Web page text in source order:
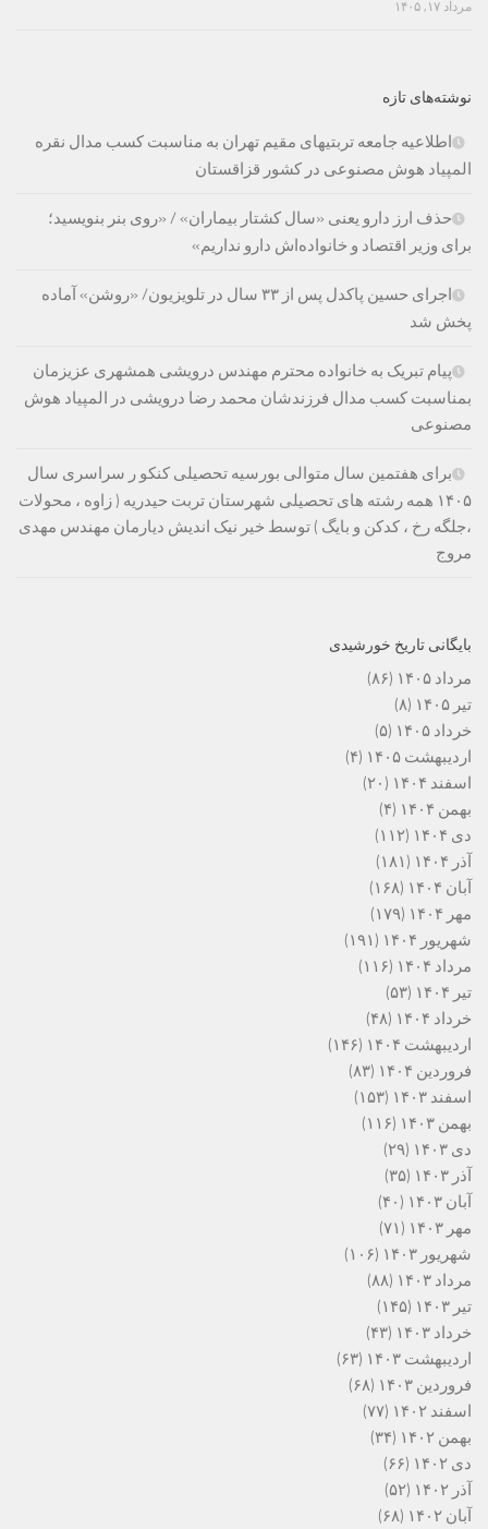
مرداد ۱۷, ۱۴۰۵
نوشته‌های تازه
اطلاعیه جامعه تربتیهای مقیم تهران به مناسبت کسب مدال نقره
المپیاد هوش مصنوعی در کشور قزاقستان
حذف ارز دارو یعنی «سال کشتار بیماران» / «روی بنر بنویسید؛
برای وزیر اقتصاد و خانواده‌اش دارو نداریم»
اجرای حسین پاکدل پس از ۳۳ سال در تلویزیون/ «روشن» آماده
پخش شد
پیام تبریک به خانواده محترم مهندس درویشی همشهری عزیزمان
بمناسبت کسب مدال فرزندشان محمد رضا درویشی در المپیاد هوش
مصنوعی
برای هفتمین سال متوالی بورسیه تحصیلی کنکو ر سراسری سال
۱۴۰۵ همه رشته های تحصیلی شهرستان تربت حیدریه ( زاوه ، محولات
،جلگه رخ ، کدکن و بایگ ) توسط خیر نیک اندیش دیارمان مهندس مهدی
مروج
بایگانی تاریخ خورشیدی
مرداد ۱۴۰۵
(۸۶)
تیر ۱۴۰۵
(۸)
خرداد ۱۴۰۵
(۵)
اردیبهشت ۱۴۰۵
(۴)
اسفند ۱۴۰۴
(۲۰)
بهمن ۱۴۰۴
(۴)
دی ۱۴۰۴
(۱۱۲)
آذر ۱۴۰۴
(۱۸۱)
آبان ۱۴۰۴
(۱۶۸)
مهر ۱۴۰۴
(۱۷۹)
شهریور ۱۴۰۴
(۱۹۱)
مرداد ۱۴۰۴
(۱۱۶)
تیر ۱۴۰۴
(۵۳)
خرداد ۱۴۰۴
(۴۸)
اردیبهشت ۱۴۰۴
(۱۴۶)
فروردین ۱۴۰۴
(۸۳)
اسفند ۱۴۰۳
(۱۵۳)
بهمن ۱۴۰۳
(۱۱۶)
دی ۱۴۰۳
(۲۹)
آذر ۱۴۰۳
(۳۵)
آبان ۱۴۰۳
(۴۰)
مهر ۱۴۰۳
(۷۱)
شهریور ۱۴۰۳
(۱۰۶)
مرداد ۱۴۰۳
(۸۸)
تیر ۱۴۰۳
(۱۴۵)
خرداد ۱۴۰۳
(۴۳)
اردیبهشت ۱۴۰۳
(۶۳)
فروردین ۱۴۰۳
(۶۸)
اسفند ۱۴۰۲
(۷۷)
بهمن ۱۴۰۲
(۳۴)
دی ۱۴۰۲
(۶۶)
آذر ۱۴۰۲
(۵۲)
آبان ۱۴۰۲
(۶۸)